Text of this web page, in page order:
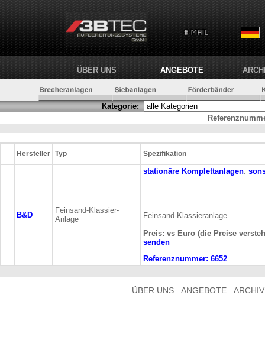
ÜBER UNS ANGEBOTE
Kategorie:
Hersteller Typ Spezifikation
B&D
Feinsand-Klassier-
Anlage
stationäre Komplettanlagen:
Feinsand-Klassieranlage
Preis: vs Euro (die Preise
senden
Referenznummer: 6652
ÜBER UNS ANGEBOTE ARCHIV